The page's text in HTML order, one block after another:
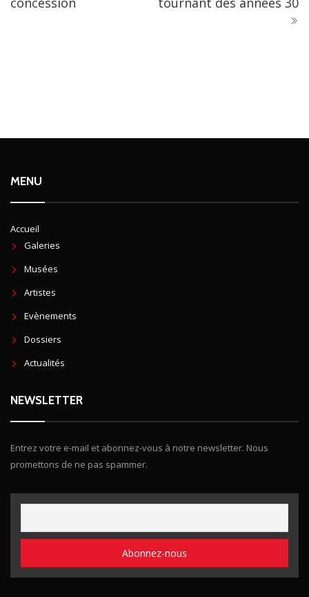
MENU
Accueil
Galeries
Musées
Artistes
Evènements
Dossiers
Actualités
NEWSLETTER
Entrez votre e-mail et abonnez-vous à notre newsletter. Nous
promettons de ne pas spammer.